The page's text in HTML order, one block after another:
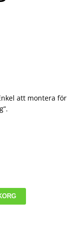
att montera för